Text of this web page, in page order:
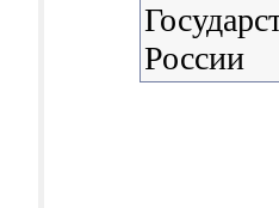
России